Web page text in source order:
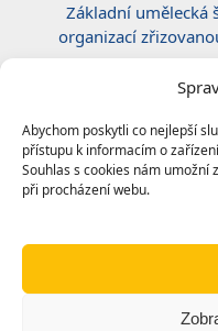
Abychom poskytli co nejlepší
přístupu k informacím o
Souhlas s cookies nám umožní
při procházení webu.
Základní umělecká
organizací
Certifikace